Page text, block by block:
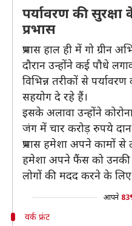
पर्यावरण की
प्रभास
प्रभास हाल ही में गो ग्रीन
दौरान उन्होंने कई पौधे
विभिन्न तरीकों से
सहयोग दे रहे हैं।
इसके अलावा उन्होंने
जंग में चार करोड़ रुपये
प्रभास हमेशा अपने कामों से
हमेशा अपने फैंस को
लोगों की मदद करने के लिए
आपने
वर्क फ्रंट